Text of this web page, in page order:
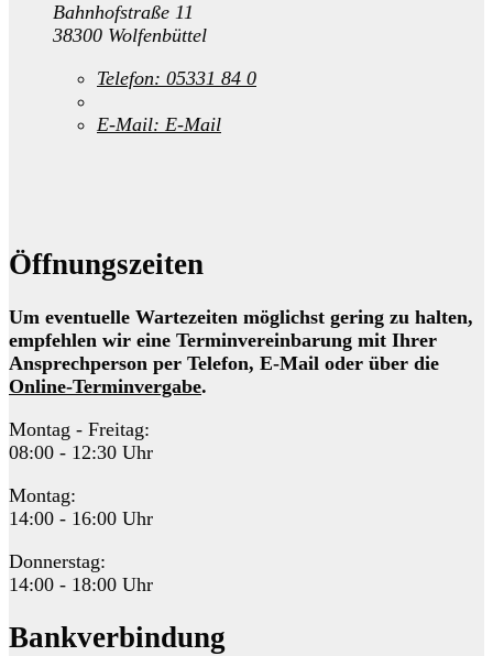
Bahnhofstraße 11
38300 Wolfenbüttel
Telefon: 05331 84 0
E-Mail: E-Mail
Öffnungszeiten
Um eventuelle Wartezeiten möglichst gering zu halten,
empfehlen wir eine Terminvereinbarung mit Ihrer
Ansprechperson per Telefon, E-Mail oder über die
Online-Terminvergabe.
Montag - Freitag:
08:00 - 12:30 Uhr
Montag:
14:00 - 16:00 Uhr
Donnerstag:
14:00 - 18:00 Uhr
Bankverbindung